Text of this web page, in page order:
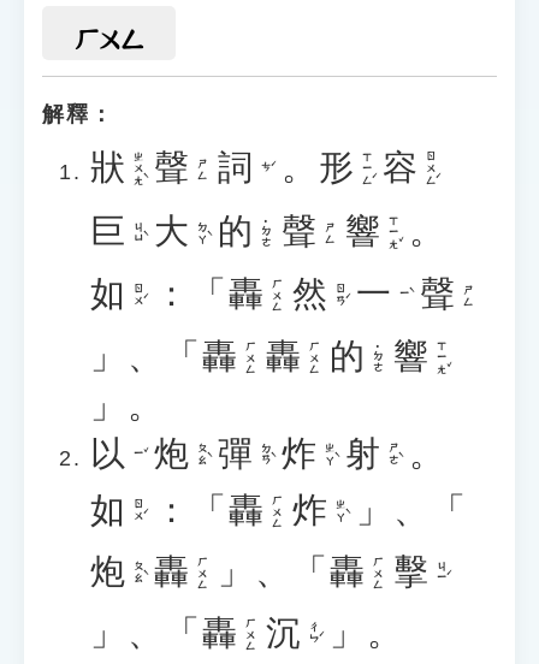
ㄏㄨㄥ
解釋：
狀 ㄓㄨㄤˋ 聲 ㄕㄥ 詞 ㄘˊ 。 形 ㄒㄧㄥˊ 容 ㄖㄨㄥˊ
巨 ㄐㄩˋ 大 ㄉㄚˋ 的 ˙ㄉㄜ 聲 ㄕㄥ 響 ㄒㄧㄤˇ 。
如 ㄖㄨˊ ：「 轟 ㄏㄨㄥ 然 ㄖㄢˊ 一 ㄧˋ 聲 ㄕㄥ
」、「 轟 ㄏㄨㄥ 轟 ㄏㄨㄥ 的 ˙ㄉㄜ 響 ㄒㄧㄤˇ
」。
以
ㄧˇ 炮 ㄆㄠˋ 彈 ㄉㄢˋ 炸 ㄓㄚˋ 射 ㄕㄜˋ 。
如 ㄖㄨˊ ：「 轟 ㄏㄨㄥ 炸 ㄓㄚˋ
」、「
炮 ㄆㄠˋ 轟 ㄏㄨㄥ 」、「 轟 ㄏㄨㄥ 擊 ㄐㄧˊ
」、「 轟 ㄏㄨㄥ 沉 ㄔㄣˊ
」。